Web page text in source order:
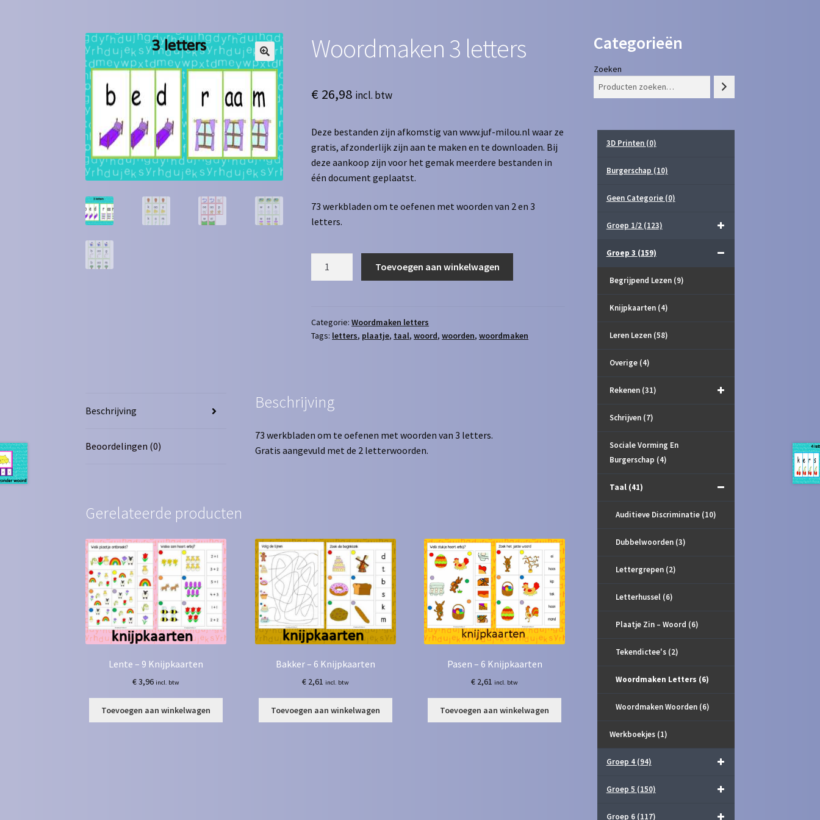
Woordmaken 3 letters
€ 26,98 incl. btw
Deze bestanden zijn afkomstig van www.juf-milou.nl waar ze
gratis, afzonderlijk zijn aan te maken en te downloaden. Bij
deze aankoop zijn voor het gemak meerdere bestanden in
één document geplaatst.
73 werkbladen om te oefenen met woorden van 2 en 3
letters.
Toevoegen aan winkelwagen
Categorie:Woordmaken letters
Tags: letters, plaatje, taal,woord,woorden,woordmaken
Beschrijving
Beoordelingen (0)
Beschrijving
73 werkbladen om te oefenen met woorden van 3 letters.
Gratis aangevuld met de 2 letterwoorden.
Gerelateerde producten
Lente – 9 Knijpkaarten
€3,96 incl. btw
Toevoegen aan winkelwagen
Bakker – 6 Knijpkaarten
€2,61 incl. btw
Toevoegen aan winkelwagen
Pasen – 6 Knijpkaarten
€ 2,61 incl. btw
Toevoegen aan winkelwagen
Categorieën
Zoeken
3D Printen (0)
Burgerschap (10)
Geen Categorie (0)
Groep 1/2 (123)
Groep 3 (159)
Begrijpend Lezen (9)
Knijpkaarten (4)
Leren Lezen (58)
Overige (4)
Rekenen (31)
Schrijven (7)
Sociale Vorming En
Burgerschap (4)
Taal (41)
Auditieve Discriminatie (10)
Dubbelwoorden (3)
Lettergrepen (2)
Letterhussel (6)
Plaatje Zin – Woord (6)
Tekendictee's (2)
Woordmaken Letters (6)
Woordmaken Woorden (6)
Werkboekjes (1)
Groep 4 (94)
Groep 5 (150)
Groep 6 (117)